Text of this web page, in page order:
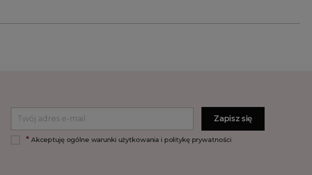
*Akceptuję ogólne warunki użytkowania i politykę prywatności